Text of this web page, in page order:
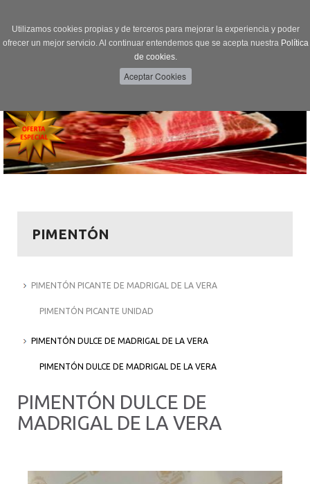
Utilizamos cookies propias y de terceros para mejorar la experiencia y poder
ofrecer un mejor servicio. Al continuar entendemos que se acepta nuestra Política
de cookies.
PIMENTÓN
PIMENTÓN PICANTE DE MADRIGAL DE LA VERA
PIMENTÓN PICANTE UNIDAD
PIMENTÓN DULCE DE MADRIGAL DE LA VERA
PIMENTÓN DULCE DE MADRIGAL DE LA VERA
PIMENTÓN DULCE DE
MADRIGAL DE LA VERA